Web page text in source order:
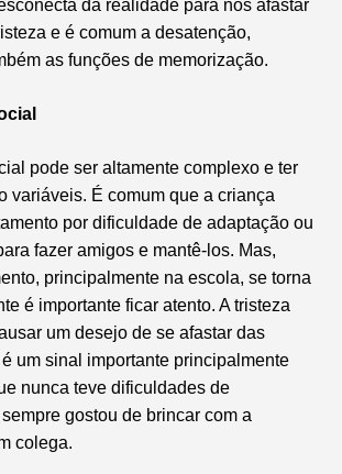
da realidade para nos afastar
e é comum a desatenção,
as funções de memorização.
pode ser altamente complexo e ter
variáveis. É comum que a criança
por dificuldade de adaptação ou
fazer amigos e mantê-los. Mas,
principalmente na escola, se torna
é importante ficar atento. A tristeza
um desejo de se afastar das
um sinal importante principalmente
nunca teve dificuldades de
gostou de brincar com a
colega.